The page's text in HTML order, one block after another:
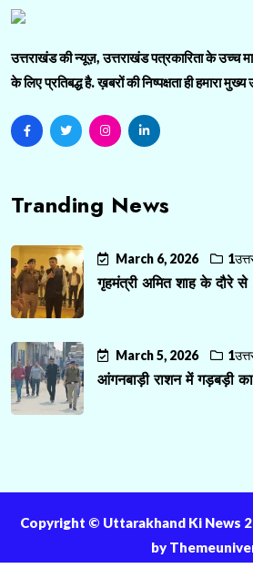
उत्तराखंड की न्यूज़, उत्तराखंड पत्रकारिता के उच्च
के लिए प्रतिबद्ध है. ख़बरों की निष्पक्षता ही हमारा मुख्य
Tranding News
March 6, 2026
गृहमंत्री अमित शाह के दौरे से
March 5, 2026
आंगनबाड़ी राशन में गड़बड़ी
Copyright ©️ Uttarakhand Ki News
by